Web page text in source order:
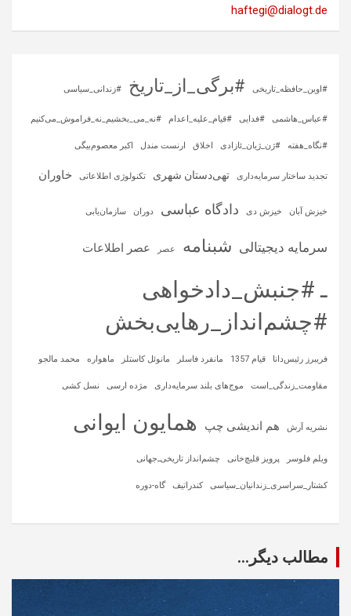
haftegi@dialogt.de
#اوین_حافظه_تاریخی #برگی_از_تاریخ #زندانی_سیاسی
#عباس_هاشمی #فدایی #قیام_علیه_اعدام #نه_می_بخشیم_نه_فراموش_می‌کنیم
#نگاه_هفته #ژن_ژیان_ئازادی اخلاق ارنست مندل اکبر معصوم‌بیگی
تجدید ساختار سرمایه‌داری تهی‌دستان شهری تکنولوژی اطلاعاتی خاوران
خیزش آبان خیزش دی دادگاه عباسی دوران سازمان‌یابی
سرمایه‌ دیجیتالی شبنامه عصر عصر اطلاعات
ـ #جنبش_دادخواهی
#چشم‌انداز_رهایی‌بخش
فریبرز رئیس‌دانا قیام 1357 مانفرد فاسلر مانوئل کاستلز ماهواره‌ محمد مالجو
مقاومت_زندگی_است موج‌های بلند سرمایه‌داری مژده ارسی نسل کشی
نشریه آرش هم اندیشی چپ همایون ایوانی
ویلم فلوسر پرویز قلیچ‌خانی چشم‌انداز تاریخی‌ـ‌جهانی
کشتار_سراسری_زندانیان_سیاسی کندراتیف گاه-دوره
مطالب دیگر...